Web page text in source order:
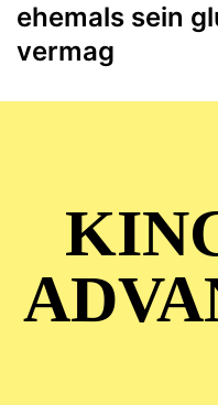
ehemals sein
vermag